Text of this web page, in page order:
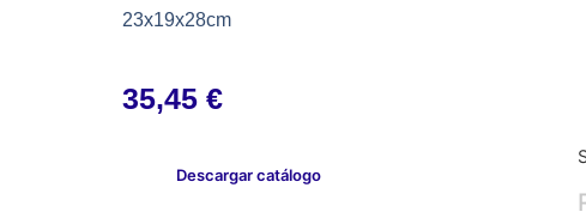
23x19x28cm
35,45 €
Descargar catálogo